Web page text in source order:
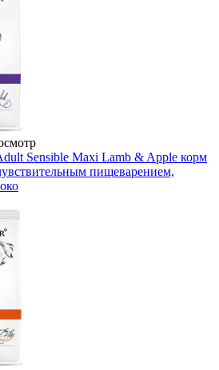
Sensible Maxi Lamb & Apple корм
пищеварением,